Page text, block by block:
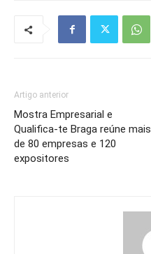
Artigo anterior
Mostra Empresarial e
Qualifica-te Braga reúne mais
de 80 empresas e 120
expositores